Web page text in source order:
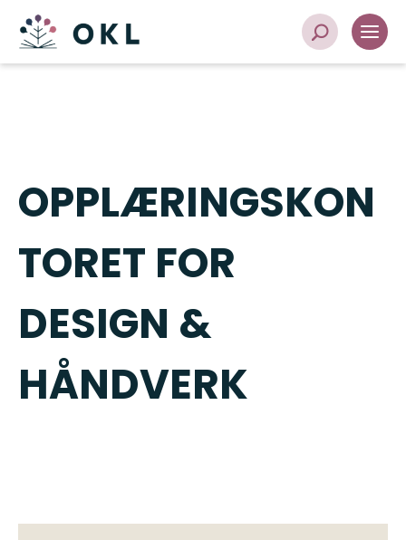
OPPLÆRINGSKON
TORET FOR
DESIGN &
HÅNDVERK